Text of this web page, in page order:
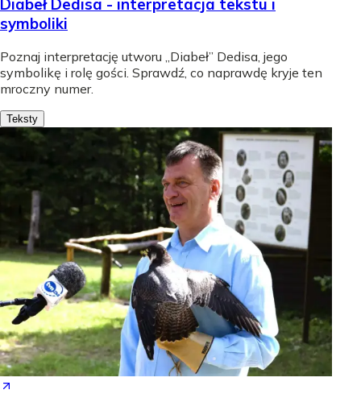
Diabeł Dedisa - interpretacja tekstu i
symboliki
Poznaj interpretację utworu „Diabeł” Dedisa, jego
symbolikę i rolę gości. Sprawdź, co naprawdę kryje ten
mroczny numer.
Teksty